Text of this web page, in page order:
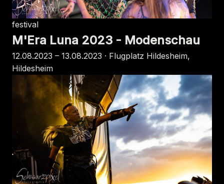
festival
M'Era Luna 2023 - Modenschau
12.08.2023 – 13.08.2023 · Flugplatz Hildesheim,
Hildesheim